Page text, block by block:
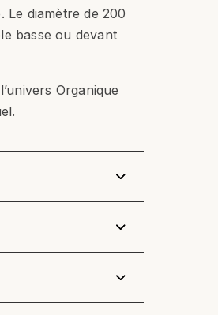
Le diamètre de 200
basse ou devant
Organique